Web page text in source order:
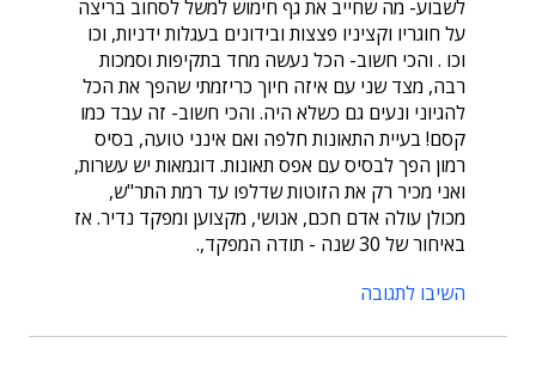
לשבוע- מה שחייב את גף חימוש למשל לסחוב בריצה
על חוגריו וקציניו פצצות ובידונים בעגלות ידניות, וכו
וכו . והכי חשוב- הכל נעשה מחד בתקיפות וסמכות
רבה, מצד שני עם איזה חיוך כריזמתי שהפך את הכל
להגיוני ונעים גם כשלא היה. והכי חשוב- זה עבד כמו
קסם! בעיית התאונות חלפה ואם אינני טועה, בסיס
רמון הפך לבסיס עם אפס תאונות. דוגמאות יש עשרות,
ואני מכיר רק את הזוטות שדלפו עד רמת התר"ש,
מכולן עולה אדם חכם, אנושי, מקצוען ומפקד נדיר. אז
באיחור של 30 שנה - תודה המפקד,.
השיבו לתגובה